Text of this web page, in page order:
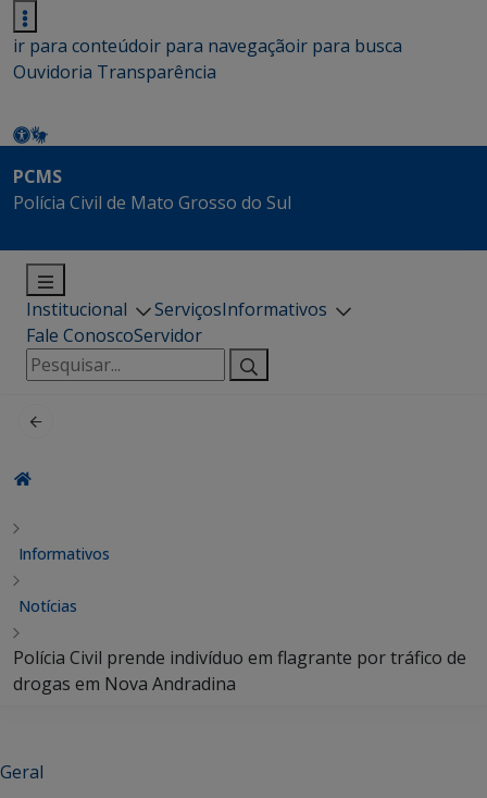
ir para conteúdoir para navegaçãoir para busca
Ouvidoria Transparência
PCMS
Polícia Civil de Mato Grosso do Sul
Institucional ServiçosInformativos
Fale ConoscoServidor
Pesquisar
por:
Informativos
Notícias
Polícia Civil prende indivíduo em flagrante por tráfico de
drogas em Nova Andradina
Geral